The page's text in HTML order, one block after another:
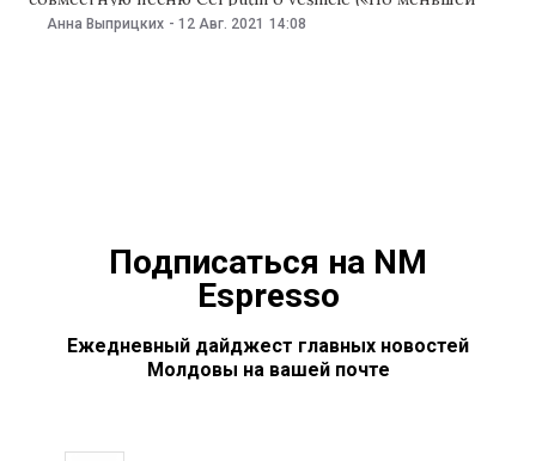
мере вечность»). Об этом певица сообщила 12 августа
на своей странице в Facebook. «Всю жизнь мы искали
Анна Выприцких - 12 Авг. 2021 14:08
Подписаться на NM
Espresso
Ежедневный дайджест главных новостей
Молдовы на вашей почте